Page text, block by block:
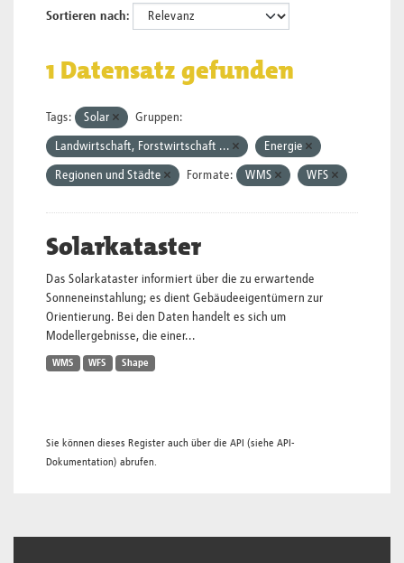
Sortieren nach
1 Datensatz gefunden
Tags: Solar Gruppen:
Landwirtschaft, Forstwirtschaft ... Energie
Regionen und Städte Formate: WMS WFS
Solarkataster
Das Solarkataster informiert über die zu erwartende
Sonneneinstahlung; es dient Gebäudeeigentümern zur
Orientierung. Bei den Daten handelt es sich um
Modellergebnisse, die einer...
WMS WFS Shape
Sie können dieses Register auch über die API (siehe API-
Dokumentation) abrufen.